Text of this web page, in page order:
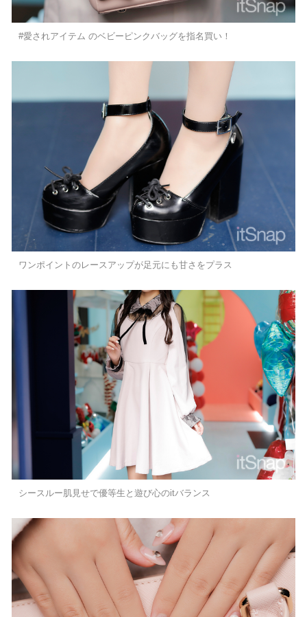
#愛されアイテム のベビーピンクバッグを指名買い！
ワンポイントのレースアップが足元にも甘さをプラス
シースルー肌見せで優等生と遊び心のitバランス